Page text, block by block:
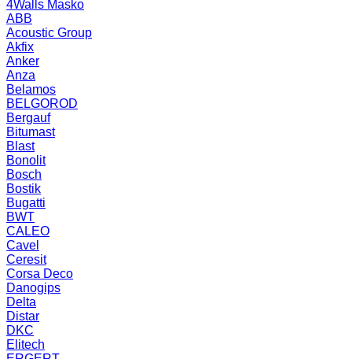
4Walls Masko
ABB
Acoustic Group
Akfix
Anker
Anza
Belamos
BELGOROD
Bergauf
Bitumast
Blast
Bonolit
Bosch
Bostik
Bugatti
BWT
CALEO
Cavel
Ceresit
Corsa Deco
Danogips
Delta
Distar
DKC
Elitech